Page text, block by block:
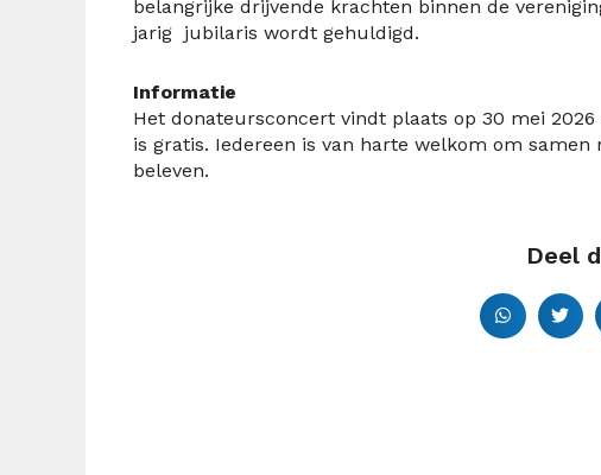
belangrijke drijvende krachten binnen de
jarig jubilaris wordt gehuldigd.
Informatie
Het donateursconcert vindt plaats op 30 mei
is gratis. Iedereen is van harte welkom om
beleven.
Deel